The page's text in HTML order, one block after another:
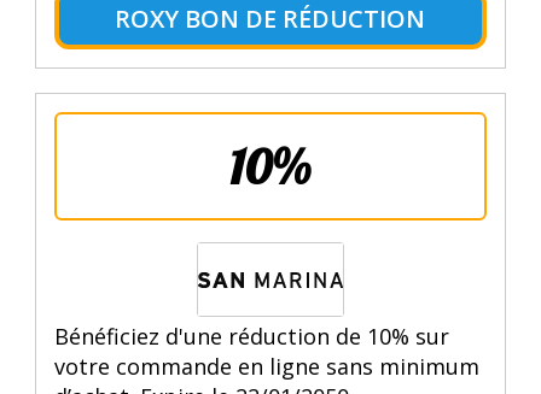
ROXY BON DE RÉDUCTION
10%
Bénéficiez d'une réduction de 10% sur
votre commande en ligne sans minimum